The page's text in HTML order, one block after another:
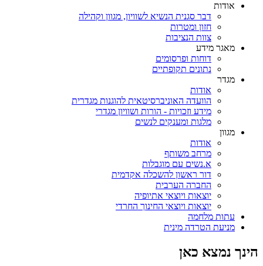
אודות
דבר סגנית הנשיא לשוויון, מגוון וקהילה
חזון ומטרות
צוות הנציבות
מאגר מידע
דוחות ופרסומים
נתונים תקופתיים
מגדר
אודות
הוועדה האוניברסיטאית להוגנות מגדרית
מידע וזכויות - הורות ושוויון מגדרי
מלגות ומענקים לנשים
מגוון
אודות
מרחב משותף
א.נשים עם מוגבלות
דור ראשון להשכלה אקדמית
החברה הערבית
יוצאות ויוצאי אתיופיה
יוצאות ויוצאי החינוך החרדי
עתות מלחמה
מניעת הטרדה מינית
הינך נמצא כאן